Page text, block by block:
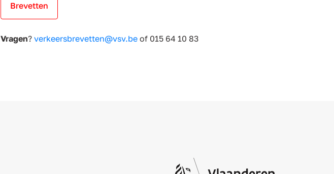
Brevetten
Vragen? verkeersbrevetten@vsv.be of 015 64 10 83